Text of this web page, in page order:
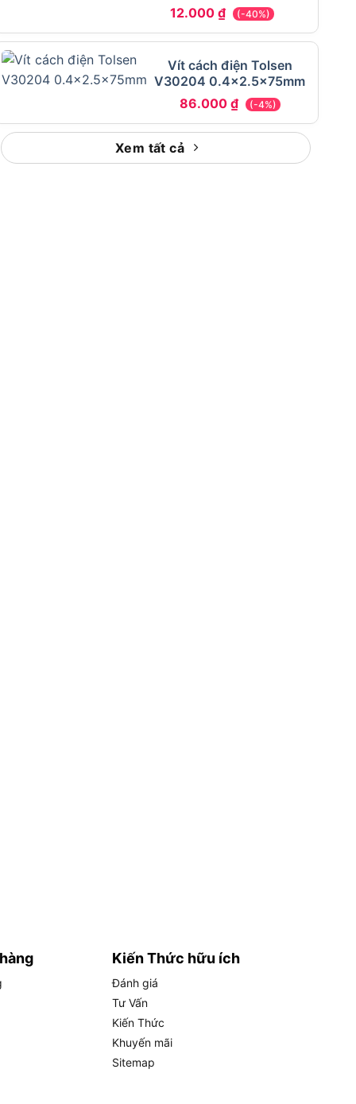
12.000 ₫ (-40%)
Vít cách điện Tolsen
V30204 0.4×2.5x75mm
86.000 ₫ (-4%)
Xem tất cả
Kiến Thức hữu ích
Đánh giá
Tư Vấn
Kiến Thức
Khuyến mãi
Sitemap